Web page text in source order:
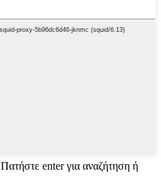
Πατήστε enter για αναζήτηση ή